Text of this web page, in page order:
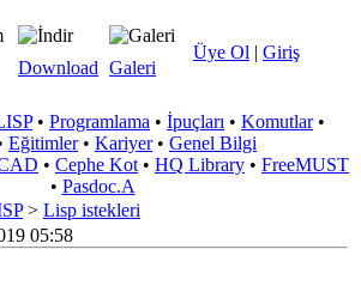
Üye Ol | Giriş
Download Galeri
• Programlama • İpuçları • Komutlar•
Eğitimler• Kariyer• Genel Bilgi
• Cephe Kot • HQ Library • FreeMUST
• Pasdoc.A
> Lisp istekleri
05:58